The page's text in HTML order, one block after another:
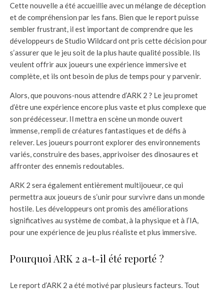
Cette nouvelle a été accueillie avec un mélange de déception
et de compréhension par les fans. Bien que le report puisse
sembler frustrant, il est important de comprendre que les
développeurs de Studio Wildcard ont pris cette décision pour
s’assurer que le jeu soit de la plus haute qualité possible. Ils
veulent offrir aux joueurs une expérience immersive et
complète, et ils ont besoin de plus de temps pour y parvenir.
Alors, que pouvons-nous attendre d’ARK 2 ? Le jeu promet
d’être une expérience encore plus vaste et plus complexe que
son prédécesseur. Il mettra en scène un monde ouvert
immense, rempli de créatures fantastiques et de défis à
relever. Les joueurs pourront explorer des environnements
variés, construire des bases, apprivoiser des dinosaures et
affronter des ennemis redoutables.
ARK 2 sera également entièrement multijoueur, ce qui
permettra aux joueurs de s’unir pour survivre dans un monde
hostile. Les développeurs ont promis des améliorations
significatives au système de combat, à la physique et à l’IA,
pour une expérience de jeu plus réaliste et plus immersive.
Pourquoi ARK 2 a-t-il été reporté ?
Le report d’ARK 2 a été motivé par plusieurs facteurs. Tout